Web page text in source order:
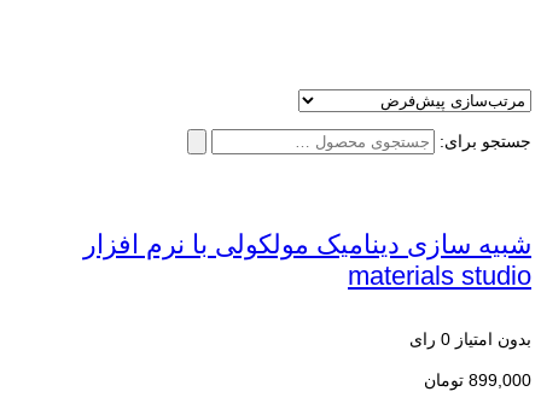
جستجو برای:
شبیه سازی دینامیک مولکولی با نرم افزار
materials studio
بدون امتیاز 0 رای
899,000 تومان